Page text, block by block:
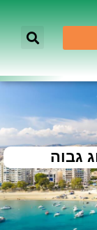
גבוה